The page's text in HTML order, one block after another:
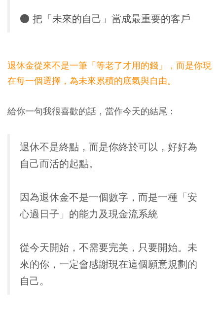
● 把「未來的自己」當成最重要的客戶
退休金從來不是一筆「等老了才用的錢」，而是你現
在每一個選擇，為未來累積的底氣與自由。
給你一句我很喜歡的話，當作今天的結尾：
退休不是終點，而是你終於可以，好好為
自己而活的起點。
因為退休金不是一個數字，而是一種「安
心過日子」的能力及現金流系統
從今天開始，不需要完美，只要開始。未
來的你，一定會感謝現在這個願意規劃的
自己。